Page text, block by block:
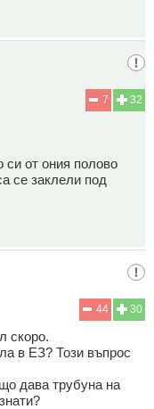
32
7
си от ония полово
се заклели под
30
44
скоро.
в ЕЗ? Този въпрос
дава трубуна на